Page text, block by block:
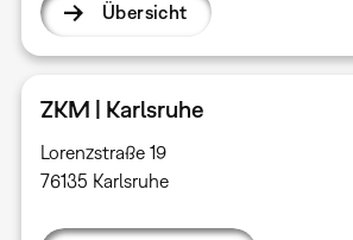
Übersicht
ZKM | Karlsruhe
Lorenzstraße 19
76135 Karlsruhe